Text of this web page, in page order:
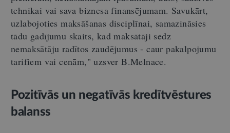
tehnikai vai sava biznesa finansējumam. Savukārt,
uzlabojoties maksāšanas disciplīnai, samazināsies
tādu gadījumu skaits, kad maksātāji sedz
nemaksātāju radītos zaudējumus - caur pakalpojumu
tarifiem vai cenām," uzsver B.Melnace.
Pozitīvās un negatīvās kredītvēstures
balanss